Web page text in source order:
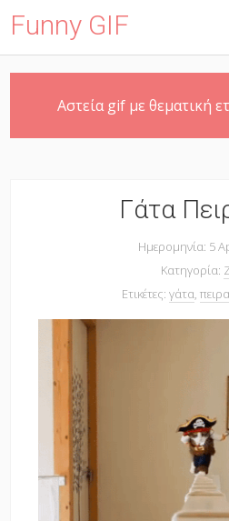
main
Funny GIF
Αστεία gif με θεματική
Γάτα
Ημερομηνία: 5
Κατηγορία:
Ετικέτες: γάτα,